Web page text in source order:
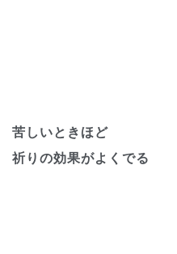
苦しいときほど
祈りの効果がよくでる